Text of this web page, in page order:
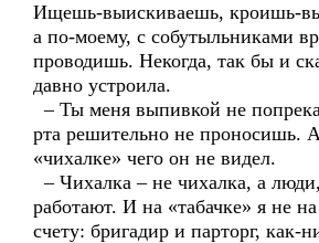
Ищешь-выискиваешь, кроишь-
а по-моему, с собутыльниками
проводишь. Некогда, так бы и
давно устроила.
– Ты меня выпивкой не
рта решительно не проносишь.
«чихалке» чего он не видел.
– Чихалка – не чихалка, а
работают. И на «табачке» я не
счету: бригадир и парторг, как-